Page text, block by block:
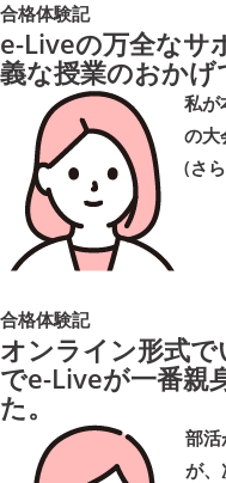
合格体験記
e-Liveの万全なサ
義な授業のおかげ
私が
の大
(さ
合格体験記
オンライン形式
でe-Liveが一番親
た。
部活
が、